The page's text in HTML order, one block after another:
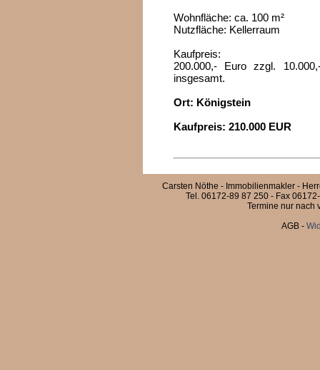
Wohnfläche: ca. 100 m²
Nutzfläche: Kellerraum
Kaufpreis:
200.000,- Euro zzgl.
insgesamt.
Ort: Königstein
Kaufpreis: 210.000 EUR
Carsten Nöthe - Immobilienmakler -
Tel. 06172-89 87 250 - Fax
Termine nur nach
AGB -